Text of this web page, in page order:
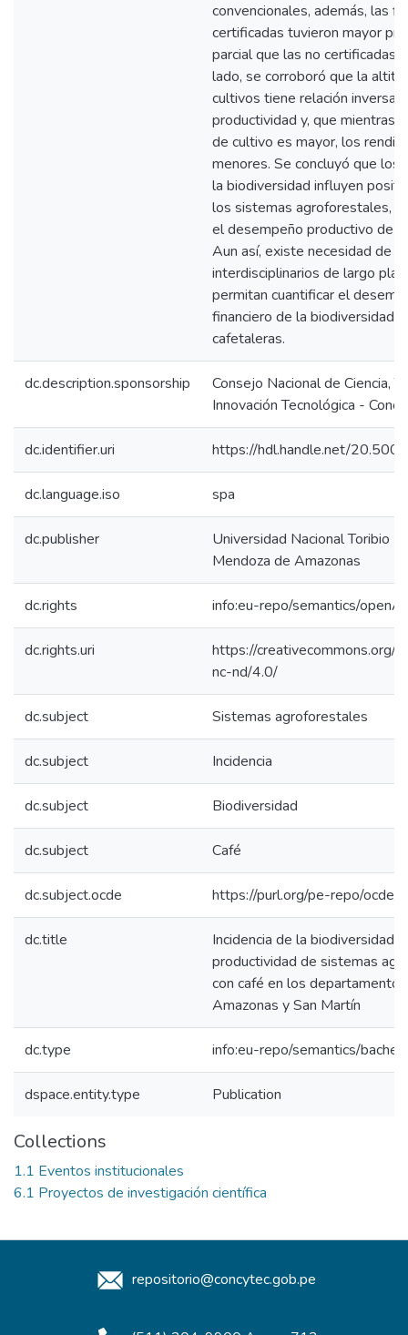
convencionales, además, las
certificadas tuvieron mayor
parcial que las no certificadas.
lado, se corroboró que la
cultivos tiene relación inversa
productividad y, que mientras
de cultivo es mayor, los
menores. Se concluyó que los
la biodiversidad influyen
los sistemas agroforestales,
el desempeño productivo de
Aun así, existe necesidad de
interdisciplinarios de largo
permitan cuantificar el
financiero de la biodiversidad
cafetaleras.
dc.description.sponsorship
Consejo Nacional de Ciencia,
Innovación Tecnológica -
dc.identifier.uri https://hdl.handle.net/
dc.language.iso spa
dc.publisher
Universidad Nacional Toribio
Mendoza de Amazonas
dc.rights info:eu-repo/semantics/
dc.rights.uri
https://creativecommons.org/
nc-nd/4.0/
dc.subject Sistemas agroforestales
dc.subject Incidencia
dc.subject Biodiversidad
dc.subject Café
dc.subject.ocde https://purl.org/pe-repo/ocde/
dc.title
Incidencia de la biodiversidad
productividad de sistemas
con café en los
Amazonas y San Martín
dc.type info:eu-repo/semantics/
dspace.entity.type Publication
Collections
1.1 Eventos institucionales
6.1 Proyectos de investigación científica
repositorio@concytec.gob.pe